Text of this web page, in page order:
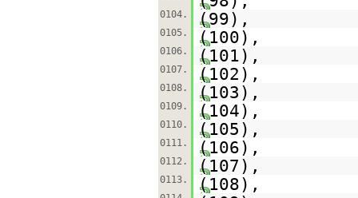
0104. (99),
0105. (100),
0106. (101),
0107. (102),
0108. (103),
0109. (104),
0110. (105),
0111. (106),
0112. (107),
0113. (108),